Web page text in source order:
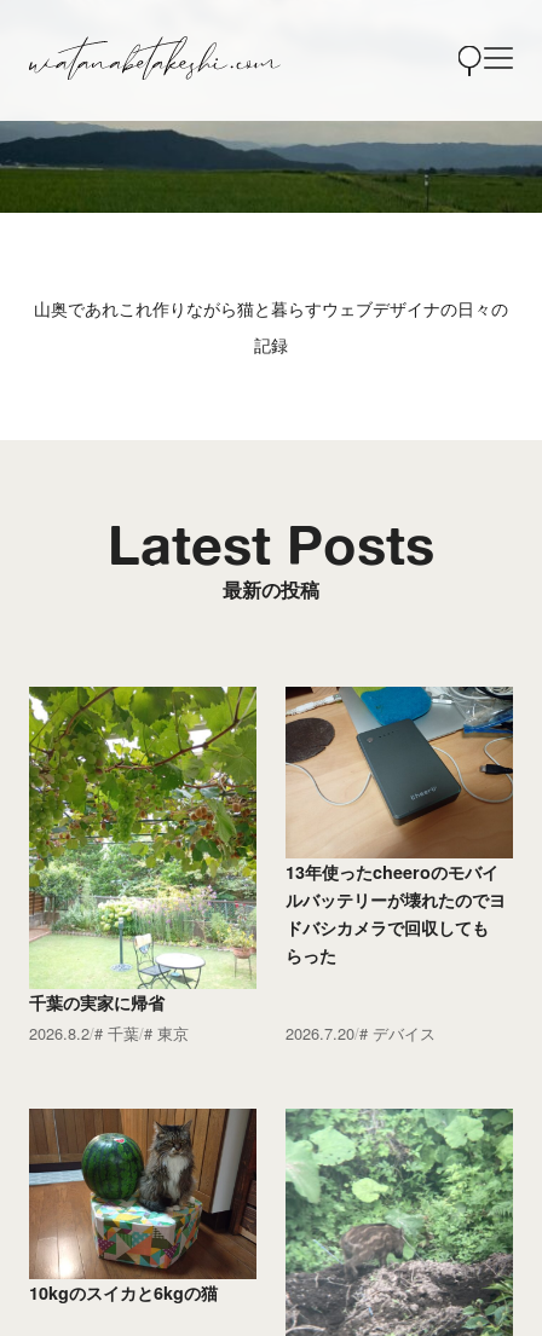
山奥であれこれ作りながら猫と暮らすウェブデザイナの日々の
記録
最新の投稿
Latest Posts
千葉の実家に帰省
2026.8.2 千葉 東京
13年使ったcheeroのモバイ
ルバッテリーが壊れたのでヨ
ドバシカメラで回収しても
らった
2026.7.20 デバイス
10kgのスイカと6kgの猫